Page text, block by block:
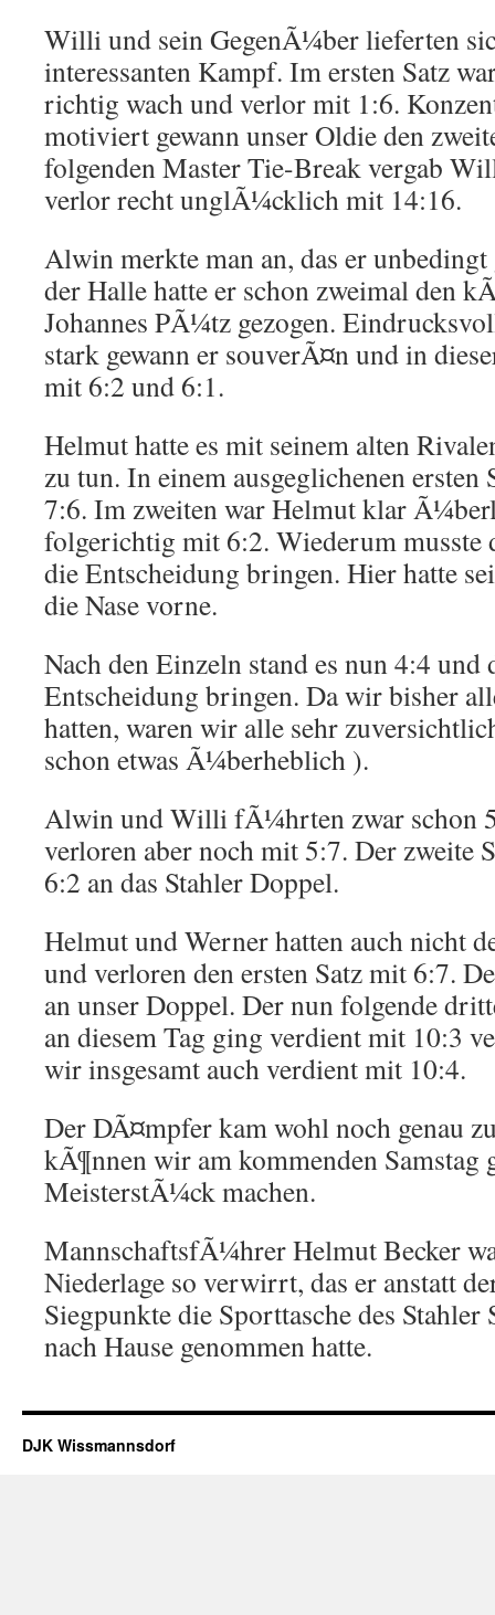
Willi und sein GegenÃ¼ber lieferten
interessanten Kampf. Im ersten Satz
richtig wach und verlor mit 1:6.
motiviert gewann unser Oldie den
folgenden Master Tie-Break vergab
verlor recht unglÃ¼cklich mit 14:16.
Alwin merkte man an, das er
der Halle hatte er schon zweimal den
Johannes PÃ¼tz gezogen.
stark gewann er souverÃ¤n und in
mit 6:2 und 6:1.
Helmut hatte es mit seinem alten
zu tun. In einem ausgeglichenen
7:6. Im zweiten war Helmut klar
folgerichtig mit 6:2. Wiederum musste
die Entscheidung bringen. Hier hatte
die Nase vorne.
Nach den Einzeln stand es nun 4:4
Entscheidung bringen. Da wir bisher
hatten, waren wir alle sehr
schon etwas Ã¼berheblich ).
Alwin und Willi fÃ¼hrten zwar schon
verloren aber noch mit 5:7. Der zweite
6:2 an das Stahler Doppel.
Helmut und Werner hatten auch nicht
und verloren den ersten Satz mit 6:7.
an unser Doppel. Der nun folgende
an diesem Tag ging verdient mit 10:3
wir insgesamt auch verdient mit 10:4.
Der DÃ¤mpfer kam wohl noch genau
kÃ¶nnen wir am kommenden Samstag
MeisterstÃ¼ck machen.
MannschaftsfÃ¼hrer Helmut Becker
Niederlage so verwirrt, das er anstatt
Siegpunkte die Sporttasche des
nach Hause genommen hatte.
DJK Wissmannsdorf